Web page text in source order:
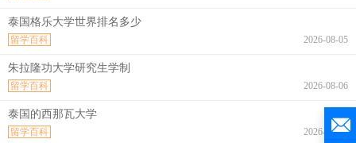
泰国格乐大学世界排名多少
2026-08-05
留学百科
朱拉隆功大学研究生学制
2026-08-06
留学百科
泰国的西那瓦大学
2026-08-06
留学百科